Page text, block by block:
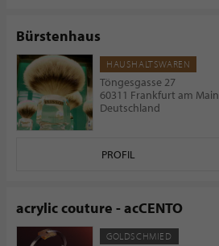
Bürstenhaus
HAUSHALTSWAREN
Töngesgasse 27
60311 Frankfurt am Main
Deutschland
PROFIL
acrylic couture - acCENTO
GOLDSCHMIED